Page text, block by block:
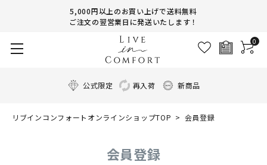
5,000円以上のお買い上げで送料無料
ご注文の翌営業日に発送いたします！
0
公式限定 再入荷 新商品
リブインコンフォートオンラインショップTOP 会員登録
会員登録